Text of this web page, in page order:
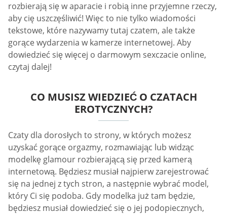
rozbierają się w aparacie i robią inne przyjemne rzeczy,
aby cię uszczęśliwić! Więc to nie tylko wiadomości
tekstowe, które nazywamy tutaj czatem, ale także
gorące wydarzenia w kamerze internetowej. Aby
dowiedzieć się więcej o darmowym sexczacie online,
czytaj dalej!
CO MUSISZ WIEDZIEĆ O CZATACH
EROTYCZNYCH?
Czaty dla dorosłych to strony, w których możesz
uzyskać gorące orgazmy, rozmawiając lub widząc
modelkę glamour rozbierającą się przed kamerą
internetową. Będziesz musiał najpierw zarejestrować
się na jednej z tych stron, a następnie wybrać model,
który Ci się podoba. Gdy modelka już tam będzie,
będziesz musiał dowiedzieć się o jej podopiecznych,